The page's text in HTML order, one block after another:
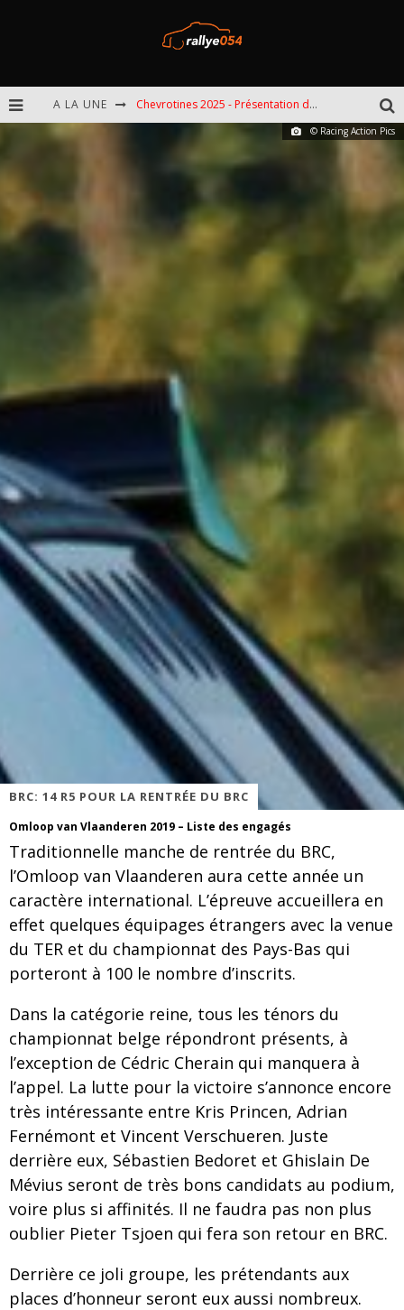
A LA UNE Chevrotines 2025 - Présentation de l'épreuve
EBR 2025 - Présentation de l'épreuve
© Racing Action Pics
BRC: 14 R5 POUR LA RENTRÉE DU BRC
Omloop van Vlaanderen 2019 – Liste des engagés
Traditionnelle manche de rentrée du BRC,
l’Omloop van Vlaanderen aura cette année un
caractère international. L’épreuve accueillera en
effet quelques équipages étrangers avec la venue
du TER et du championnat des Pays-Bas qui
porteront à 100 le nombre d’inscrits.
Dans la catégorie reine, tous les ténors du
championnat belge répondront présents, à
l’exception de Cédric Cherain qui manquera à
l’appel. La lutte pour la victoire s’annonce encore
très intéressante entre Kris Princen, Adrian
Fernémont et Vincent Verschueren. Juste
derrière eux, Sébastien Bedoret et Ghislain De
Mévius seront de très bons candidats au podium,
voire plus si affinités. Il ne faudra pas non plus
oublier Pieter Tsjoen qui fera son retour en BRC.
Derrière ce joli groupe, les prétendants aux
places d’honneur seront eux aussi nombreux.